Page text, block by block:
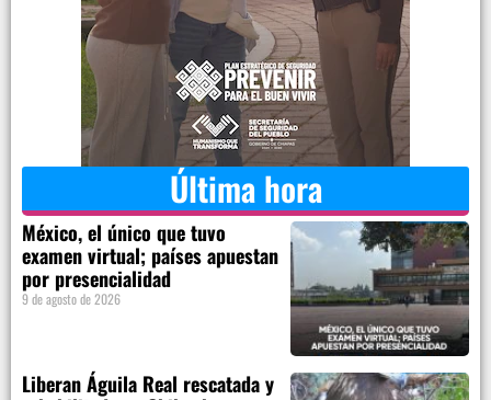
Última hora
México, el único que tuvo
examen virtual; países apuestan
por presencialidad
9 de agosto de 2026
Liberan Águila Real rescatada y